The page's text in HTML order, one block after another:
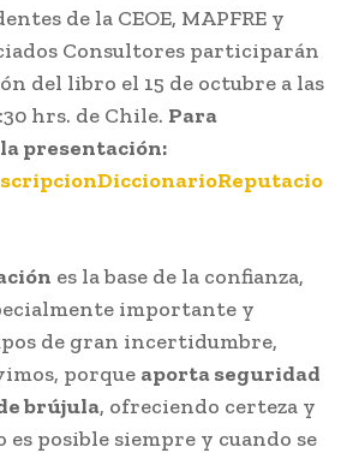
de la CEOE, MAPFRE y
Consultores participarán
del libro el 15 de octubre a las
hrs. de Chile. Para
presentación:
es la base de la confianza,
importante y
de gran incertidumbre,
porque aporta seguridad
brújula, ofreciendo certeza y
posible siempre y cuando se